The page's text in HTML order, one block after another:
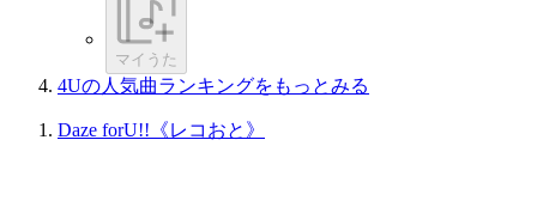
マイうた
4Uの人気曲ランキングをもっとみる
Daze forU!!《レコおと》